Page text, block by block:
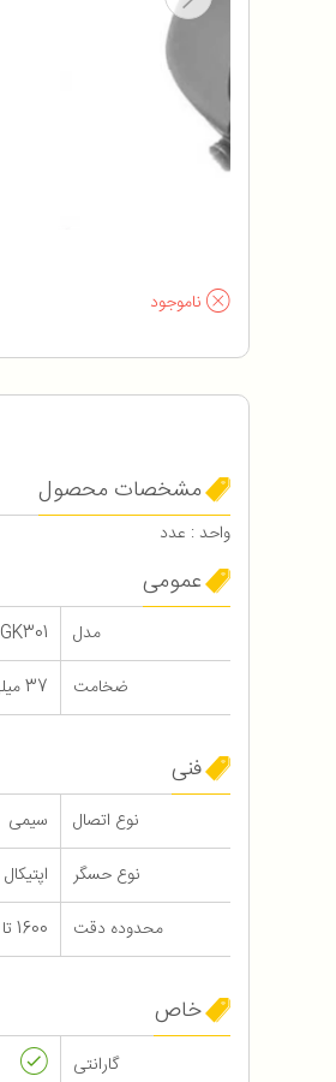
ناموجود
مشخصات محصول
واحد : عدد
عمومی
مدل
GK301
ضخامت
37 میلی متر
فنی
نوع اتصال
سیمی
نوع حسگر
اپتیکال
محدوده دقت
1600 تا 3200
خاص
گارانتی